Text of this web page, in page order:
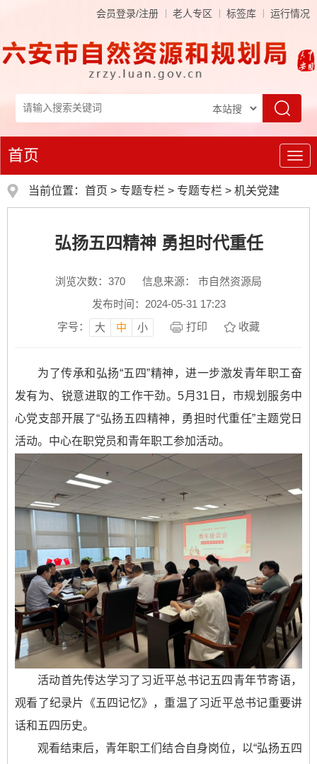
会员登录/注册 老人专区 标签库 运行情况
导
首页
当前位置： 首页 > 专题专栏 > 专题专栏 > 机关党建
弘扬五四精神 勇担时代重任
浏览次数： 370
信息来源： 市自然资源局
发布时间：2024-05-31 17:23
字号：
大 中 小 打印 收藏
为了传承和弘扬“五四”精神，进一步激发青年职工奋
发有为、锐意进取的工作干劲。5月31日，市规划服务中
心党支部开展了“弘扬五四精神，勇担时代重任”主题党日
活动。中心在职党员和青年职工参加活动。
活动首先传达学习了习近平总书记五四青年节寄语，
观看了纪录片《五四记忆》，重温了习近平总书记重要讲
话和五四历史。
观看结束后，青年职工们结合自身岗位，以“弘扬五四